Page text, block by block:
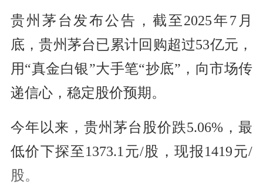
贵州茅台发布公告，截至2025年7月
底，贵州茅台已累计回购超过53亿元，
用“真金白银”大手笔“抄底”，向市场传
递信心，稳定股价预期。
今年以来，贵州茅台股价跌5.06%，最
低价下探至1373.1元/股，现报1419元/
股。